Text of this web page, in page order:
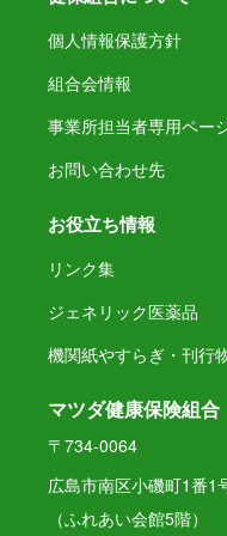
個人情報保護方針
組合会情報
事業所担当者専用ペー
お問い合わせ先
お役立ち情報
リンク集
ジェネリック医薬品
機関紙やすらぎ・刊行
マツダ健康保険組合
〒734-0064
広島市南区小磯町1番1
（ふれあい会館5階）